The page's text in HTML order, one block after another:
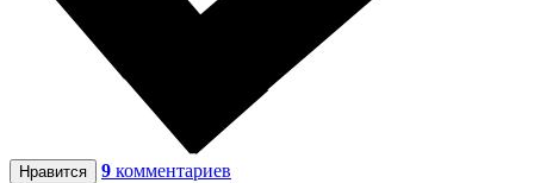
Нравится 9 комментариев